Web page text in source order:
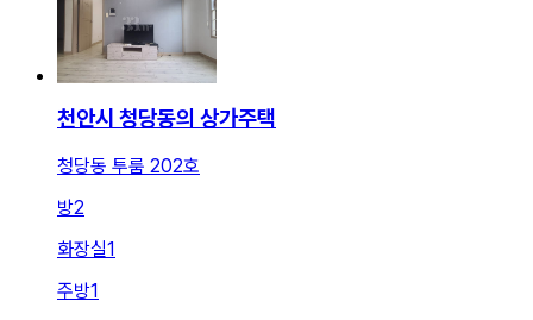
천안시 청당동의 상가주택
청당동 투룸 202호
방2
화장실1
주방1